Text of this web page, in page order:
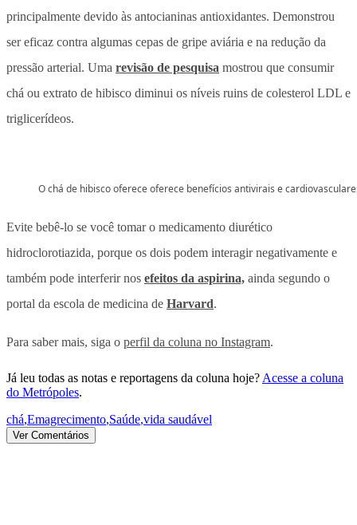
principalmente devido às antocianinas antioxidantes. Demonstrou
ser eficaz contra algumas cepas de gripe aviária e na redução da
pressão arterial. Uma revisão de pesquisa mostrou que consumir
chá ou extrato de hibisco diminui os níveis ruins de colesterol LDL e
triglicerídeos.
O chá de hibisco oferece oferece benefícios antivirais e
Evite bebê-lo se você tomar o medicamento diurético
hidroclorotiazida, porque os dois podem interagir negativamente e
também pode interferir nos efeitos da aspirina, ainda segundo o
portal da escola de medicina de Harvard.
Para saber mais, siga o perfil da coluna no Instagram.
Já leu todas as notas e reportagens da coluna hoje? Acesse a coluna
do Metrópoles.
chá,Emagrecimento,Saúde,vida saudável
Ver Comentários